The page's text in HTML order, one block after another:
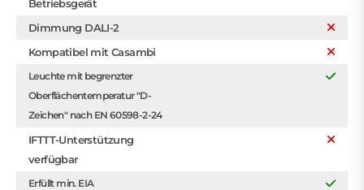
Betriebsgerät
Dimmung DALI-2
Kompatibel mit Casambi
Leuchte mit begrenzter
Oberflächentemperatur "D-
Zeichen" nach EN 60598-2-24
IFTTT-Unterstützung
verfügbar
Erfüllt min. EIA